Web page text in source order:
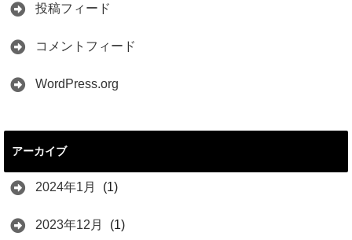
投稿フィード
コメントフィード
WordPress.org
アーカイブ
2024年1月 (1)
2023年12月 (1)